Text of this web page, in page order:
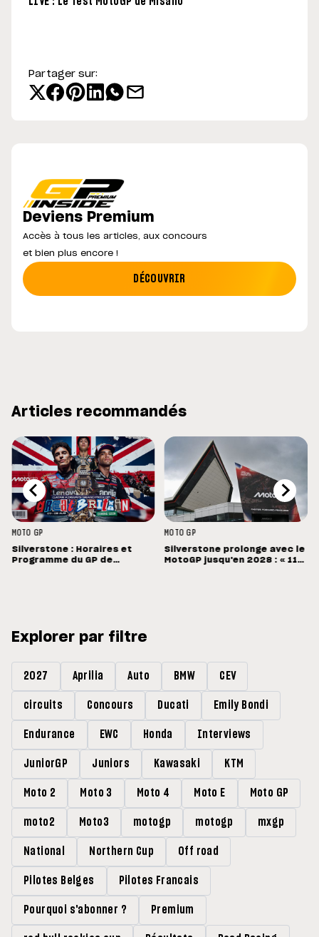
Partager sur:
Deviens Premium
Accès à tous les articles, aux concours
et bien plus encore !
DÉCOUVRIR
Articles recommandés
MOTO GP
Silverstone : Horaires et
Programme du GP de
MOTO GP
Silverstone prolonge avec le
MotoGP jusqu'en 2028 : « 11
Explorer par filtre
2027 Aprilia Auto BMW CEV
circuits Concours Ducati Emily Bondi
Endurance EWC Honda Interviews
JuniorGP Juniors Kawasaki KTM
Moto 2 Moto 3 Moto 4 Moto E Moto GP
moto2 Moto3 motogp motogp mxgp
National Northern Cup Off road
Pilotes Belges Pilotes Francais
Pourquoi s'abonner ? Premium